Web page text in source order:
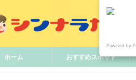
ホーム おすすめスポット
Powered by